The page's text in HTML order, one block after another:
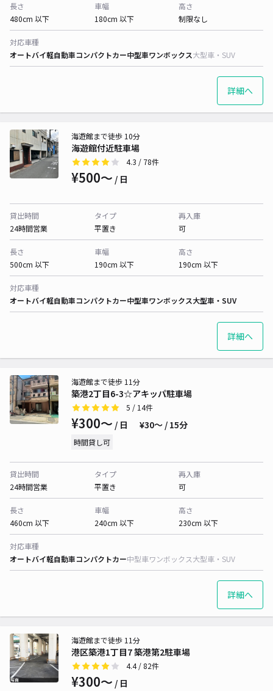
長さ
480cm 以下
車幅
180cm 以下
高さ
制限なし
対応車種
オートバイ軽自動車コンパクトカー中型車ワンボックス大型車・SUV
詳細へ
海遊館付近駐車場
海遊館まで徒歩 10分
4.3 / 78件
¥500〜 / 日
貸出時間
24時間営業
タイプ
平置き
再入庫
可
長さ
500cm 以下
車幅
190cm 以下
高さ
190cm 以下
対応車種
オートバイ軽自動車コンパクトカー中型車ワンボックス大型車・SUV
詳細へ
築港2丁目6-3☆アキッパ駐車場
海遊館まで徒歩 11分
5 / 14件
¥300〜 / 日 ¥30〜 / 15分
時間貸し可
貸出時間
24時間営業
タイプ
平置き
再入庫
可
長さ
460cm 以下
車幅
240cm 以下
高さ
230cm 以下
対応車種
オートバイ軽自動車コンパクトカー中型車ワンボックス大型車・SUV
詳細へ
港区築港1丁目7 築港第2駐車場
海遊館まで徒歩 11分
4.4/ 82件
¥300〜 / 日